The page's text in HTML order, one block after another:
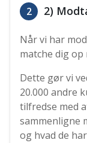
2 2)
Når vi har
matche dig
Dette gør vi
20.000 andre
tilfredse med
sammenligne
og hvad de